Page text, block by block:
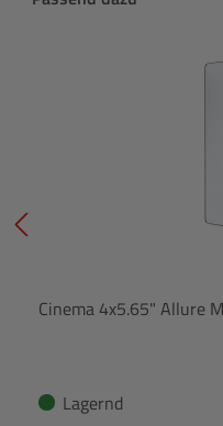
Cinema 4x5.65" Allure
Lagernd